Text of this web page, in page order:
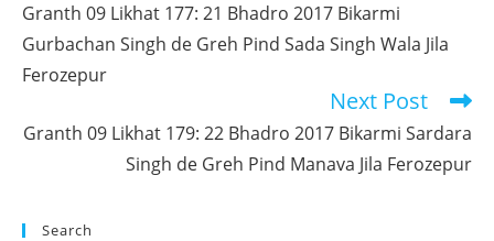
articles
Granth 09 Likhat 177: 21 Bhadro 2017 Bikarmi
Gurbachan Singh de Greh Pind Sada Singh Wala Jila
Ferozepur
Next Post
Granth 09 Likhat 179: 22 Bhadro 2017 Bikarmi Sardara
Singh de Greh Pind Manava Jila Ferozepur
Search